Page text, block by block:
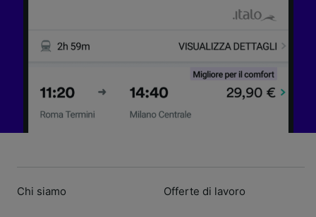
Chi siamo Offerte di lavoro